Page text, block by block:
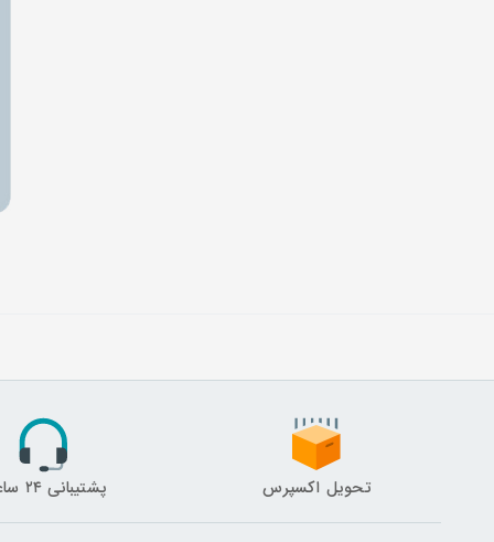
تحویل اکسپرس پشتیبانی ۲۴ ساعته